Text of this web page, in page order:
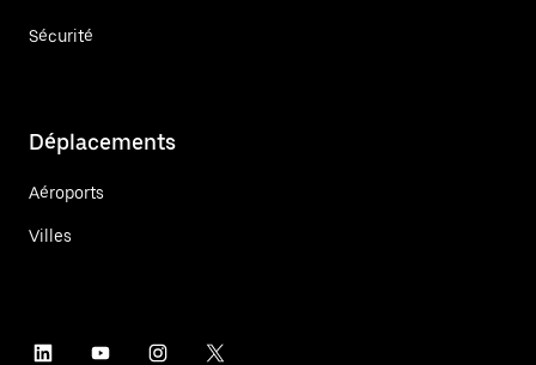
Sécurité
Déplacements
Aéroports
Villes